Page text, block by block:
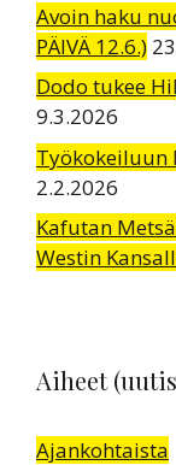
Avoin haku
PÄIVÄ 12.6.)
Dodo tukee
9.3.2026
Työkokeiluun
2.2.2026
Kafutan
Westin
Aiheet
Ajankohtaista